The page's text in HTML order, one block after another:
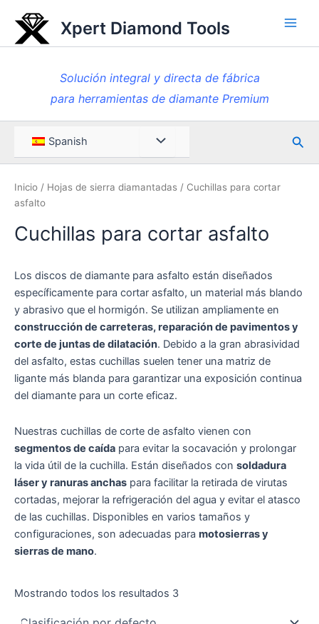
contenido
Xpert Diamond Tools
Solución integral y directa de fábrica
para herramientas de diamante Premium
Spanish Menú
Inicio / Hojas de sierra diamantadas / Cuchillas para cortar
asfalto
Cuchillas para cortar asfalto
Los discos de diamante para asfalto están diseñados
específicamente para cortar asfalto, un material más blando
y abrasivo que el hormigón. Se utilizan ampliamente en
construcción de carreteras, reparación de pavimentos y
corte de juntas de dilatación. Debido a la gran abrasividad
del asfalto, estas cuchillas suelen tener una matriz de
ligante más blanda para garantizar una exposición continua
del diamante para un corte eficaz.
Nuestras cuchillas de corte de asfalto vienen con
segmentos de caída para evitar la socavación y prolongar
la vida útil de la cuchilla. Están diseñados con soldadura
láser y ranuras anchas para facilitar la retirada de virutas
cortadas, mejorar la refrigeración del agua y evitar el atasco
de las cuchillas. Disponibles en varios tamaños y
configuraciones, son adecuadas para motosierras y
sierras de mano.
Mostrando todos los resultados 3